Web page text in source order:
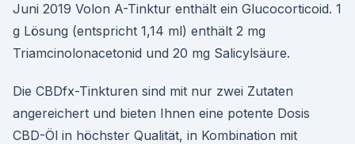
Juni 2019 Volon A-Tinktur enthält ein Glucocorticoid. 1
g Lösung (entspricht 1,14 ml) enthält 2 mg
Triamcinolonacetonid und 20 mg Salicylsäure.
Die CBDfx-Tinkturen sind mit nur zwei Zutaten
angereichert und bieten Ihnen eine potente Dosis
CBD-Öl in höchster Qualität, in Kombination mit